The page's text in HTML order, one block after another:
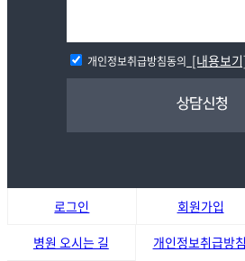
개인정보취급방침동의 [내용보
로그인 회원가입
병원 오시는 길
개인정보취급방침